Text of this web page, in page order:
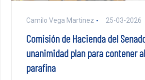
Camilo Vega Martinez 25-03-2026
Comisión de Hacienda del
unanimidad plan para contener
parafina